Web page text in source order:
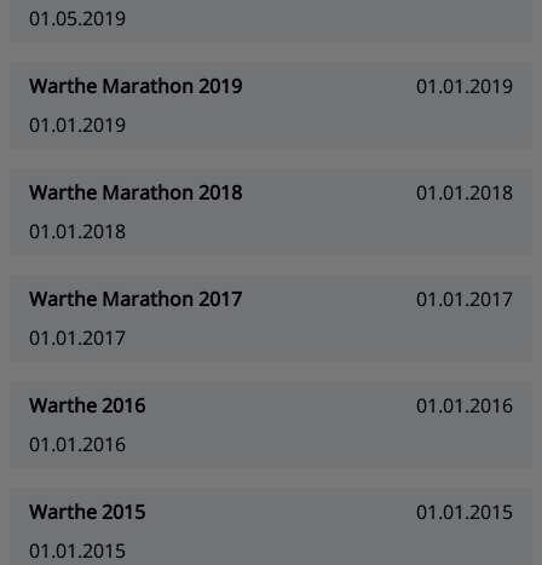
01.05.2019
Warthe Marathon 2019
01.01.2019
01.01.2019
Warthe Marathon 2018
01.01.2018
01.01.2018
Warthe Marathon 2017
01.01.2017
01.01.2017
Warthe 2016
01.01.2016
01.01.2016
Warthe 2015
01.01.2015
01.01.2015